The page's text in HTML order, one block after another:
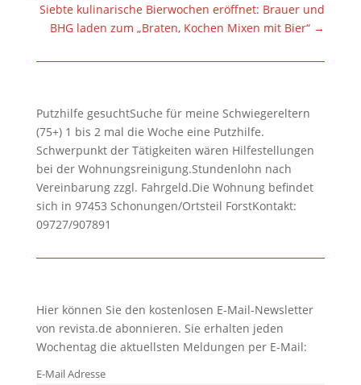
Siebte kulinarische Bierwochen eröffnet: Brauer und
BHG laden zum „Braten, Kochen Mixen mit Bier“ →
Putzhilfe gesuchtSuche für meine Schwiegereltern
(75+) 1 bis 2 mal die Woche eine Putzhilfe.
Schwerpunkt der Tätigkeiten wären Hilfestellungen
bei der Wohnungsreinigung.Stundenlohn nach
Vereinbarung zzgl. Fahrgeld.Die Wohnung befindet
sich in 97453 Schonungen/Ortsteil ForstKontakt:
09727/907891
Hier können Sie den kostenlosen E-Mail-Newsletter
von revista.de abonnieren. Sie erhalten jeden
Wochentag die aktuellsten Meldungen per E-Mail:
E-Mail Adresse